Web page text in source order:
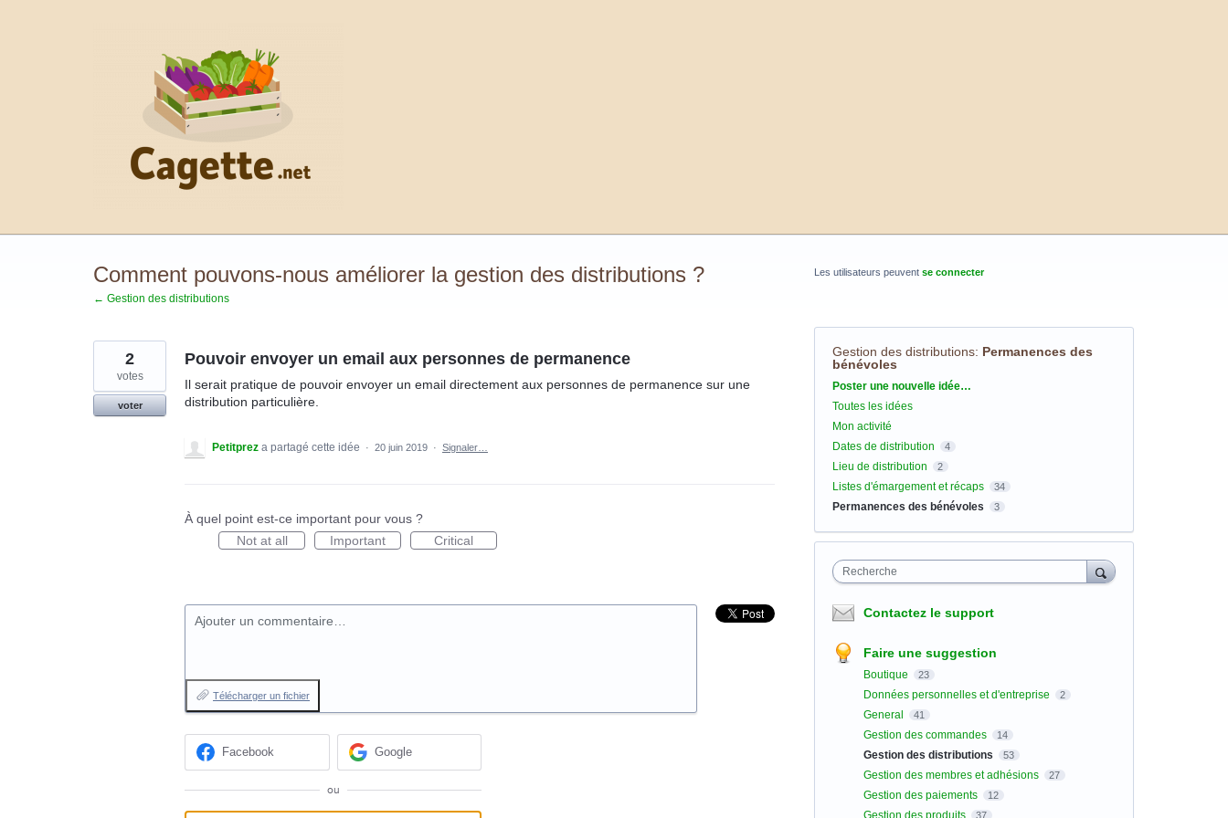
Comment pouvons-nous améliorer la gestion des distributions ?
← Gestion des distributions
Pouvoir envoyer un email aux personnes de permanence
Il serait pratique de pouvoir envoyer un email directement aux personnes de permanence sur une
distribution particulière.
2
votes
voter
Petitprez a partagé cette idée · 20 juin 2019 · Signaler…
À quel point est-ce important pour vous ?
Not at all
Important Critical
Ajouter un commentaire…
Télécharger un fichier
Facebook Google
ou
Les utilisateurs peuvent se connecter
Gestion des distributions: Permanences des
bénévoles
Catégories
Poster une nouvelle idée…
Toutes les idées
Mon activité
Dates de distribution
4
Lieu de distribution 2
Listes d'émargement et récaps 34
Permanences des bénévoles 3
Recherche
Contactez le support
Faire une suggestion
Boutique 23
Données personnelles et d'entreprise 2
General 41
Gestion des commandes 14
Gestion des distributions 53
Gestion des membres et adhésions 27
Gestion des paiements 12
Gestion des produits 37